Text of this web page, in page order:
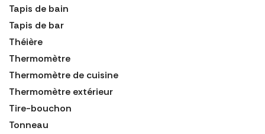
Tapis de bain
Tapis de bar
Théière
Thermomètre
Thermomètre de cuisine
Thermomètre extérieur
Tire-bouchon
Tonneau